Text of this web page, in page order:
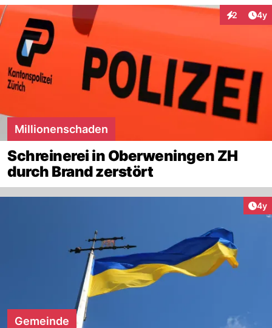
2 4y
Millionenschaden
Schreinerei in Oberweningen ZH
durch Brand zerstört
4y
Gemeinde